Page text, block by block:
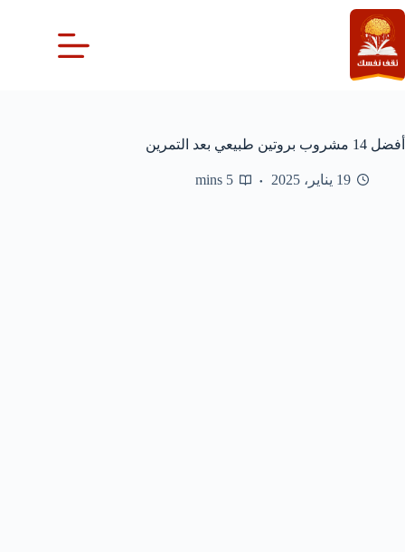
التجاوز
إلى
المحتوى
أفضل 14 مشروب بروتين طبيعي بعد التمرين
19 يناير، 2025 5 mins